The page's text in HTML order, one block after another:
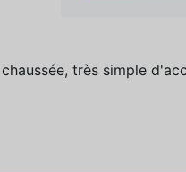
très simple